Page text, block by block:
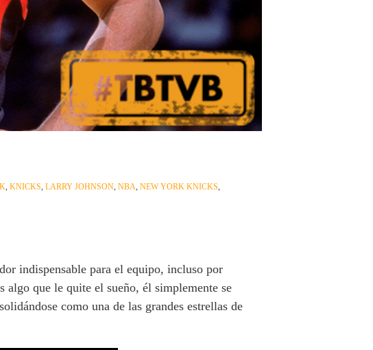
, KNICKS, LARRY JOHNSON, NBA, NEW YORK KNICKS,
indispensable para el equipo, incluso por
que le quite el sueño, él simplemente se
como una de las grandes estrellas de